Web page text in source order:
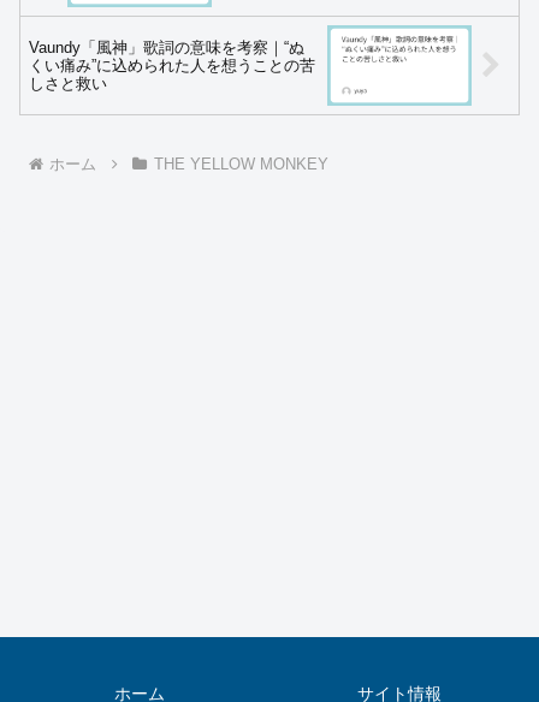
Vaundy「風神」歌詞の意味を考察｜“ぬ
くい痛み”に込められた人を想うことの苦
しさと救い
ホーム THE YELLOW MONKEY
ホーム サイト情報